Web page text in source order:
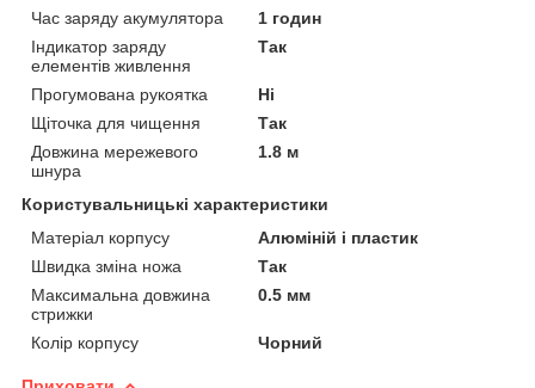
Час заряду акумулятора
1 годин
Індикатор заряду
елементів живлення
Так
Прогумована рукоятка
Ні
Щіточка для чищення
Так
Довжина мережевого
шнура
1.8 м
Користувальницькі характеристики
Матеріал корпусу
Алюміній і пластик
Швидка зміна ножа
Так
Максимальна довжина
стрижки
0.5 мм
Колір корпусу Чорний